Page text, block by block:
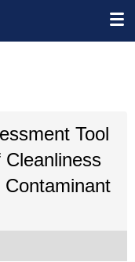
Tool